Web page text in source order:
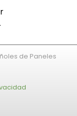
de Paneles